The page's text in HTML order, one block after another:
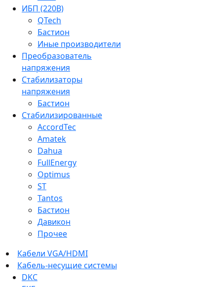
ИБП (220В)
QTech
Бастион
Иные производители
Преобразователь
напряжения
Стабилизаторы
напряжения
Бастион
Стабилизированные
AccordTec
Amatek
Dahua
FullEnergy
Optimus
ST
Tantos
Бастион
Давикон
Прочее
Кабели VGA/HDMI
Кабель-несущие системы
DKC